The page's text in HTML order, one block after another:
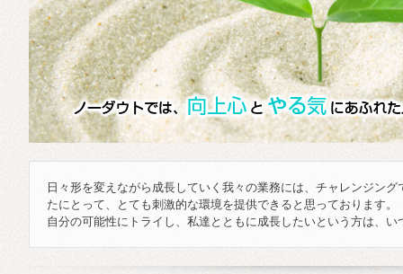
日々形を変えながら成長していく我々の業務には、チャレンジン
たにとって、とても刺激的な環境を提供できると思っております。
自分の可能性にトライし、私達とともに成長したいという方は、い